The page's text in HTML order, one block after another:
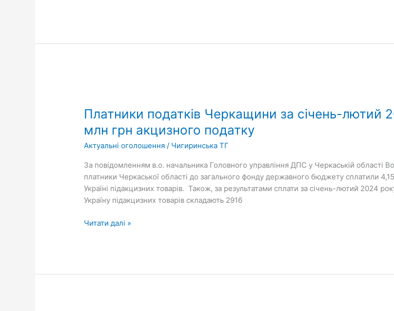
Платники податків Черкащини за січень-лютий
млн грн акцизного податку
Актуальні оголошення / Чигиринська ТГ
За повідомленням в.о. начальника Головного управління ДПС у Черкаській області
платники Черкаської області до загального фонду державного бюджету сплатили
Україні підакцизних товарів. Також, за результатами сплати за січень-лютий 2024
Україну підакцизних товарів складають 2916
Черкащини
січень-
лютий
року
сплатили
39,23
млн
акцизного
Читати далі »